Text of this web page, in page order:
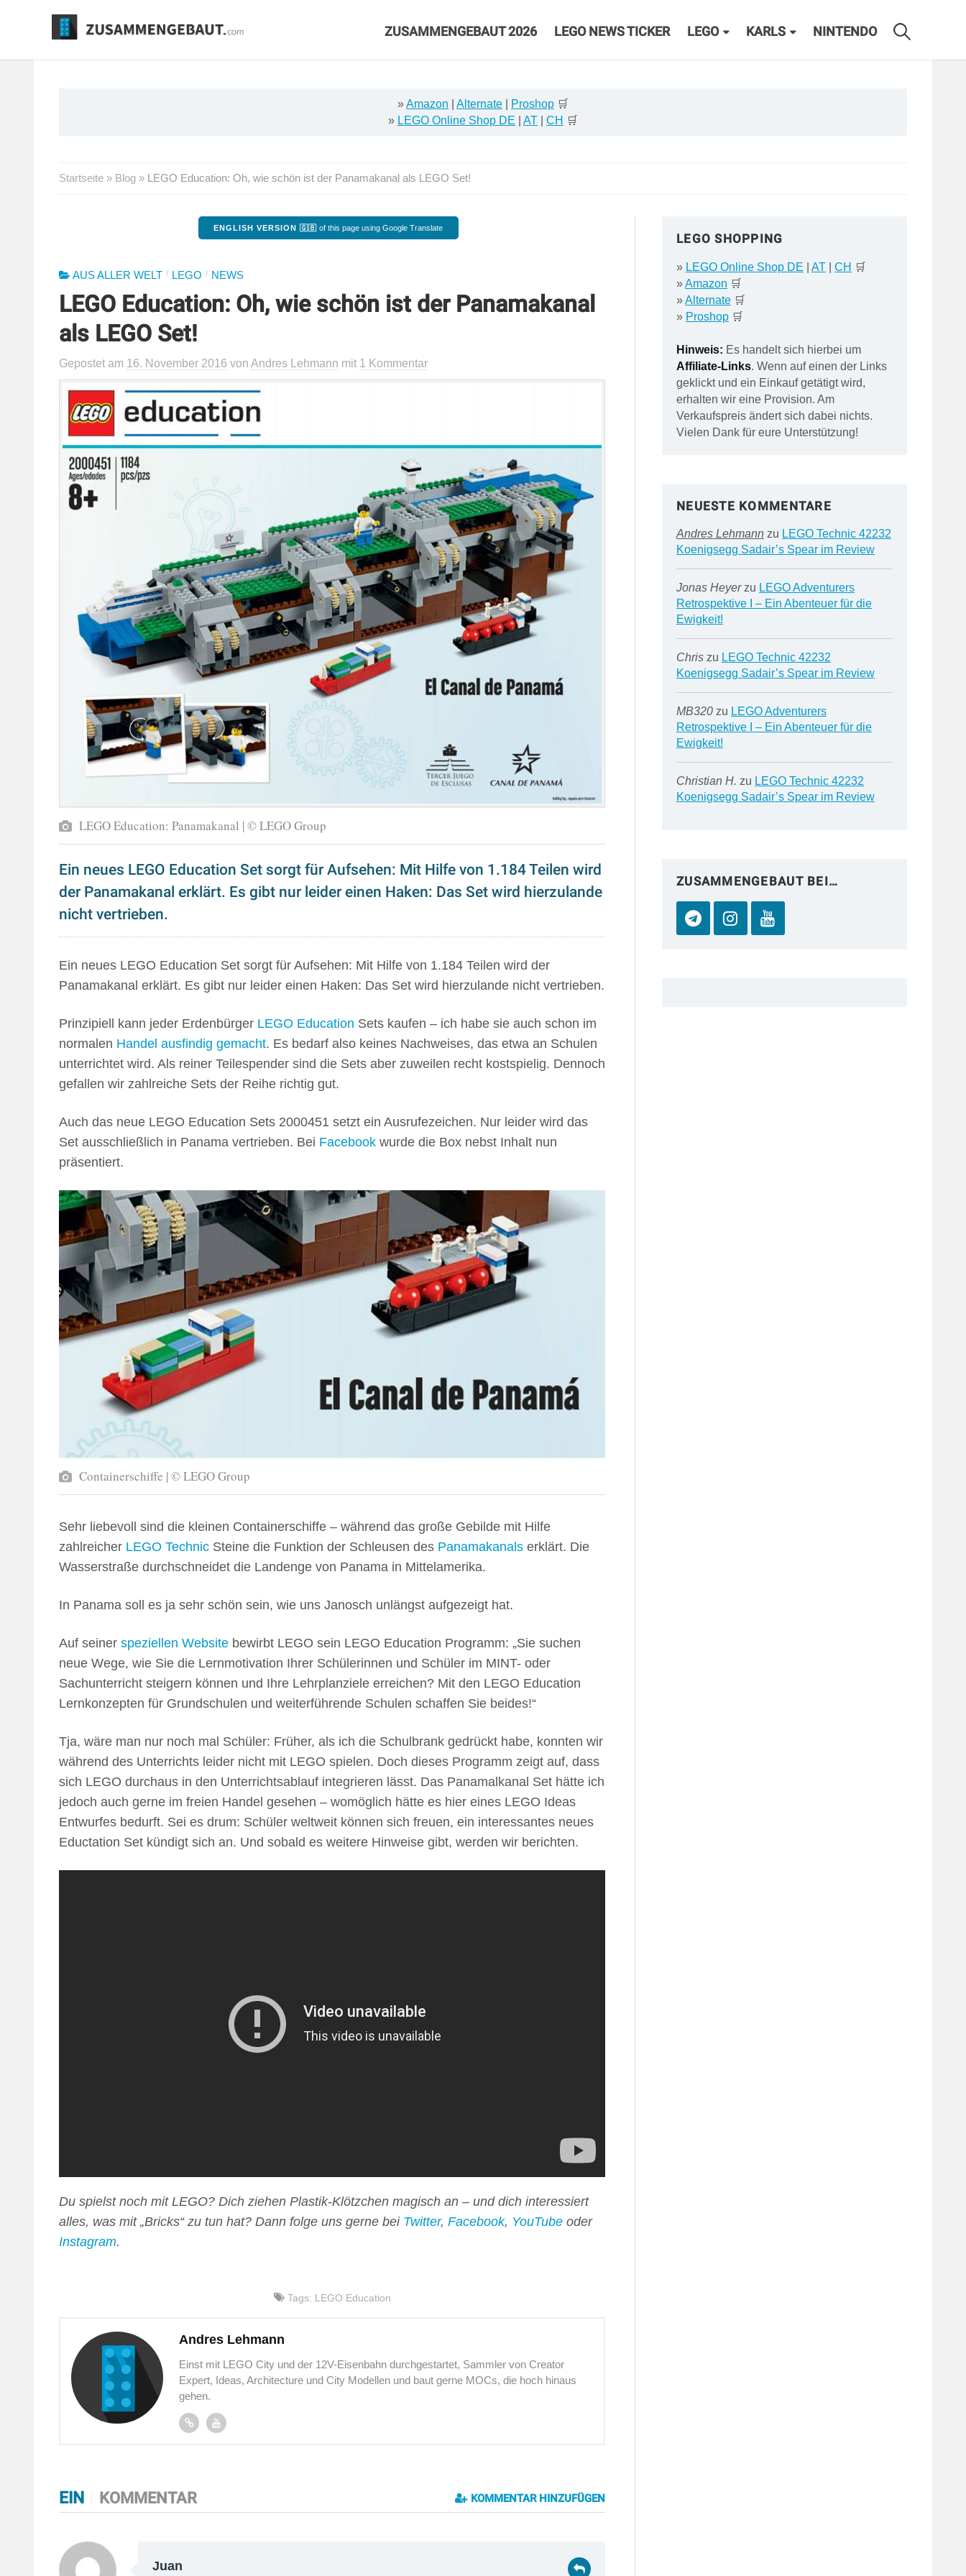
ZUSAMMENGEBAUT 2026 LEGO NEWS TICKER LEGO KARLS NINTENDO
»Amazon Alternate Proshop 🛒
» LEGO Online Shop DE AT CH 🛒
Startseite » Blog » LEGO Education: Oh, wie schön ist der Panamakanal als LEGO Set!
ENGLISH VERSION 🇬🇧 of this page using Google Translate
AUS ALLER WELT / LEGO / NEWS
LEGO Education: Oh, wie schön ist der Panamakanal
als LEGO Set!
Gepostet am 16. November 2016 von Andres Lehmann mit 1 Kommentar
LEGO Education: Panamakanal | © LEGO Group
Ein neues LEGO Education Set sorgt für Aufsehen: Mit Hilfe von 1.184 Teilen wird
der Panamakanal erklärt. Es gibt nur leider einen Haken: Das Set wird hierzulande
nicht vertrieben.
Ein neues LEGO Education Set sorgt für Aufsehen: Mit Hilfe von 1.184 Teilen wird der
Panamakanal erklärt. Es gibt nur leider einen Haken: Das Set wird hierzulande nicht vertrieben.
Prinzipiell kann jeder Erdenbürger LEGO Education Sets kaufen – ich habe sie auch schon im
normalen Handel ausfindig gemacht. Es bedarf also keines Nachweises, das etwa an Schulen
unterrichtet wird. Als reiner Teilespender sind die Sets aber zuweilen recht kostspielig. Dennoch
gefallen wir zahlreiche Sets der Reihe richtig gut.
Auch das neue LEGO Education Sets 2000451 setzt ein Ausrufezeichen. Nur leider wird das
Set ausschließlich in Panama vertrieben. Bei Facebook wurde die Box nebst Inhalt nun
präsentiert.
Containerschiffe | © LEGO Group
Sehr liebevoll sind die kleinen Containerschiffe – während das große Gebilde mit Hilfe
zahlreicher LEGO Technic Steine die Funktion der Schleusen des Panamakanals erklärt. Die
Wasserstraße durchschneidet die Landenge von Panama in Mittelamerika.
In Panama soll es ja sehr schön sein, wie uns Janosch unlängst aufgezeigt hat.
Auf seiner speziellen Website bewirbt LEGO sein LEGO Education Programm: „Sie suchen
neue Wege, wie Sie die Lernmotivation Ihrer Schülerinnen und Schüler im MINT- oder
Sachunterricht steigern können und Ihre Lehrplanziele erreichen? Mit den LEGO Education
Lernkonzepten für Grundschulen und weiterführende Schulen schaffen Sie beides!“
Tja, wäre man nur noch mal Schüler: Früher, als ich die Schulbrank gedrückt habe, konnten wir
während des Unterrichts leider nicht mit LEGO spielen. Doch dieses Programm zeigt auf, dass
sich LEGO durchaus in den Unterrichtsablauf integrieren lässt. Das Panamalkanal Set hätte ich
jedoch auch gerne im freien Handel gesehen – womöglich hätte es hier eines LEGO Ideas
Entwurfes bedurft. Sei es drum: Schüler weltweit können sich freuen, ein interessantes neues
Eductation Set kündigt sich an. Und sobald es weitere Hinweise gibt, werden wir berichten.
Du spielst noch mit LEGO? Dich ziehen Plastik-Klötzchen magisch an – und dich interessiert
alles, was mit „Bricks“ zu tun hat? Dann folge uns gerne bei Twitter, Facebook, YouTube oder
Instagram.
Tags: LEGO Education
Andres Lehmann
Einst mit LEGO City und der 12V-Eisenbahn durchgestartet, Sammler von Creator
Expert, Ideas, Architecture und City Modellen und baut gerne MOCs, die hoch hinaus
gehen.
EIN KOMMENTAR KOMMENTAR HINZUFÜGEN
Juan
LEGO SHOPPING
» LEGO Online Shop DE AT| CH 🛒
»Amazon 🛒
»Alternate🛒
» Proshop🛒
Hinweis: Es handelt sich hierbei um
Affiliate-Links. Wenn auf einen der Links
geklickt und ein Einkauf getätigt wird,
erhalten wir eine Provision. Am
Verkaufspreis ändert sich dabei nichts.
Vielen Dank für eure Unterstützung!
NEUESTE KOMMENTARE
Andres Lehmannzu LEGO Technic 42232
Koenigsegg Sadair’s Spear im Review
Jonas Heyerzu LEGO Adventurers
Retrospektive I – Ein Abenteuer für die
Ewigkeit!
Chriszu LEGO Technic 42232
Koenigsegg Sadair’s Spear im Review
MB320zu LEGO Adventurers
Retrospektive I – Ein Abenteuer für die
Ewigkeit!
Christian H. zu LEGO Technic 42232
Koenigsegg Sadair’s Spear im Review
ZUSAMMENGEBAUT BEI…